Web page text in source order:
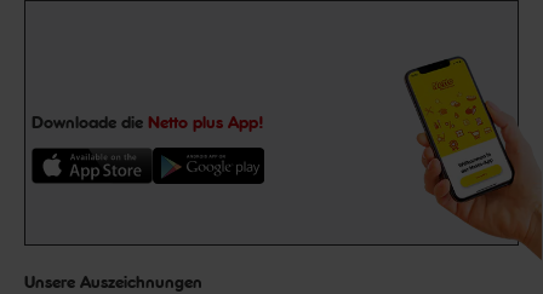
Downloade die Netto plus App!
Unsere Auszeichnungen